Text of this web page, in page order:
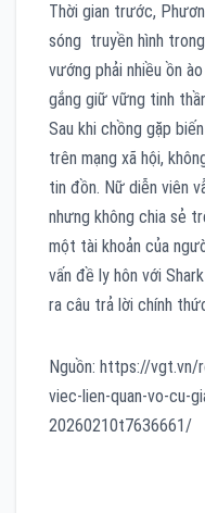
Thời gian trước,
sóng truyền hình trong
vướng phải nhiều ồn
gắng giữ vững tinh
Sau khi chồng gặp
trên mạng xã hội,
tin đồn. Nữ diễn viên
nhưng không chia sẻ
một tài khoản của
vấn đề ly hôn với
ra câu trả lời chính
Nguồn: https://vgt.vn/
viec-lien-quan-vo-cu-
20260210t7636661/